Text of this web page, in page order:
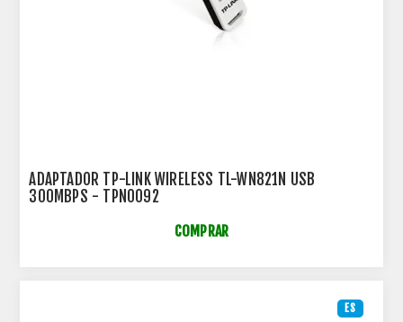
ADAPTADOR TP-LINK WIRELESS TL-WN821N USB
300MBPS - TPN0092
COMPRAR
ES